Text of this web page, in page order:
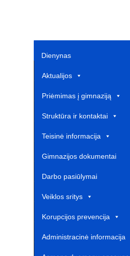
Dienynas
Aktualijos
Priėmimas į gimnaziją
Struktūra ir kontaktai
Teisinė informacija
Gimnazijos dokumentai
Darbo pasiūlymai
Veiklos sritys
Korupcijos prevencija
Administracinė informacija